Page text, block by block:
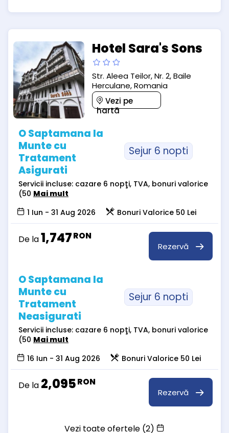
Hotel Sara's Sons
Str. Aleea Teilor, Nr. 2, Baile
Herculane, Romania
Vezi pe
hartă
O Saptamana la
Munte cu
Tratament
Asigurati
Sejur 6 nopti
Servicii incluse: cazare 6 nopţi, TVA, bonuri valorice
(50 Mai mult
1 Iun - 31 Aug 2026
Bonuri Valorice 50 Lei
De la1,747RON
Rezervă
O Saptamana la
Munte cu
Tratament
Neasigurati
Sejur 6 nopti
Servicii incluse: cazare 6 nopţi, TVA, bonuri valorice
(50 Mai mult
16 Iun - 31 Aug 2026
Bonuri Valorice 50 Lei
De la 2,095RON
Rezervă
Vezi toate ofertele (2)